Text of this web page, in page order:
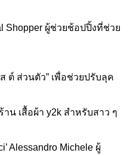
Shopper ผู้ช่วยช้อปปิ้งที่ช่วย
ต์ ส่วนตัว” เพื่อช่วยปรับลุค
น เสื้อผ้า y2k สำหรับสาว ๆ
Alessandro Michele ผู้